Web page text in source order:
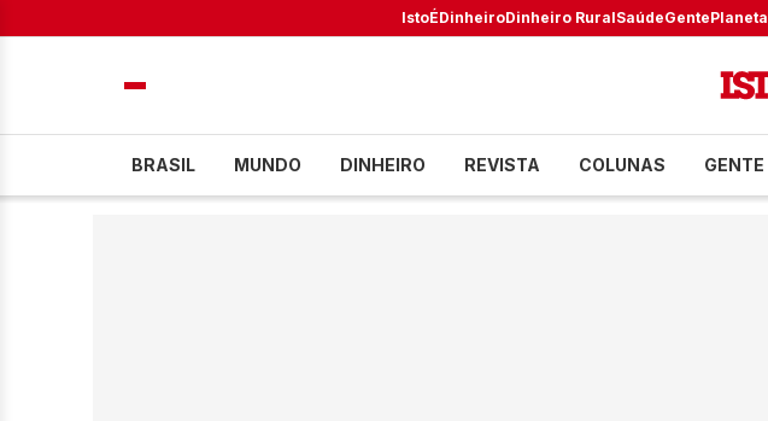
IstoÉDinheiroDinheiro RuralSaúdeGentePlaneta
BRASIL MUNDO DINHEIRO REVISTA COLUNAS GENTE